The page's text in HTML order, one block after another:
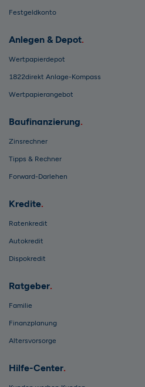
Festgeldkonto
Anlegen & Depot
Wertpapierdepot
1822direkt Anlage-Kompass
Wertpapierangebot
Baufinanzierung
Zinsrechner
Tipps & Rechner
Forward-Darlehen
Kredite
Ratenkredit
Autokredit
Dispokredit
Ratgeber
Familie
Finanzplanung
Altersvorsorge
Hilfe-Center